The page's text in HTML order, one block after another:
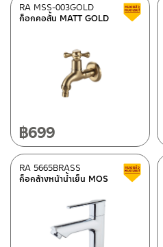
ก็อกคอสั้น MATT GOLD
RA MSS-003GOLD
฿699
ก็อกล้างหน้าน้ำเย็น MOS
RA 5665BRASS